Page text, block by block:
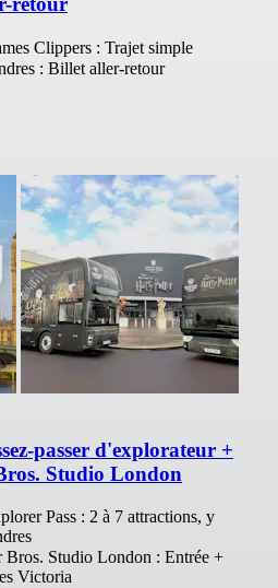
Clippers : Trajet simple
: Billet aller-retour
passer d'explorateur +
Studio London
Pass : 2 à 7 attractions, y
Bros. Studio London : Entrée +
Victoria